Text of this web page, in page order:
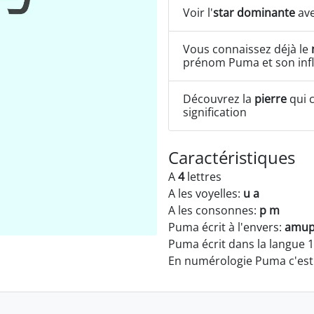
Voir l'star dominante
Vous connaissez déjà le
prénom Puma et son
Découvrez la pierre qui
signification
Caractéristiques
A4lettres
A les voyelles: u a
A les consonnes: p m
Puma écrit à l'envers:
Puma écrit dans la langue
En numérologie Puma